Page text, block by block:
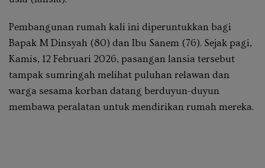
Pembangunan rumah kali ini diperuntukkan bagi
Bapak M Dinsyah (80) dan Ibu Sanem (76). Sejak pagi,
Kamis, 12 Februari 2026, pasangan lansia tersebut
tampak sumringah melihat puluhan relawan dan
warga sesama korban datang berduyun-duyun
membawa peralatan untuk mendirikan rumah mereka.